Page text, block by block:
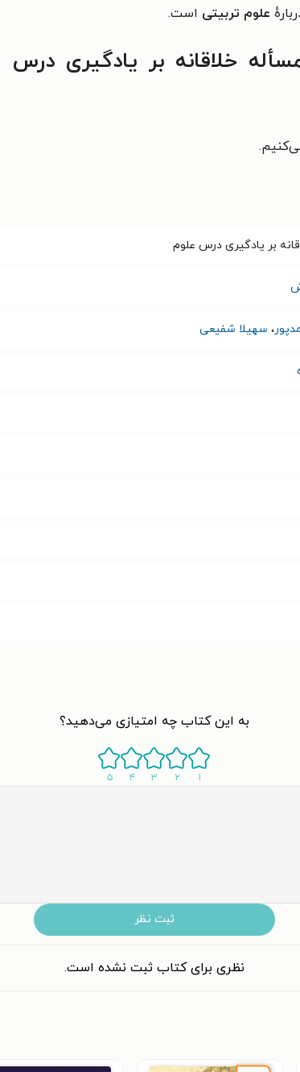
علوم تربیتی است.
خلاقانه بر یادگیری
بر یادگیری درس علوم
، سهیلا شفیعی
به این کتاب چه امتیازی می‌دهید؟
۱ ۲ ۳ ۴ ۵
ثبت نظر
نظری برای کتاب ثبت نشده است.